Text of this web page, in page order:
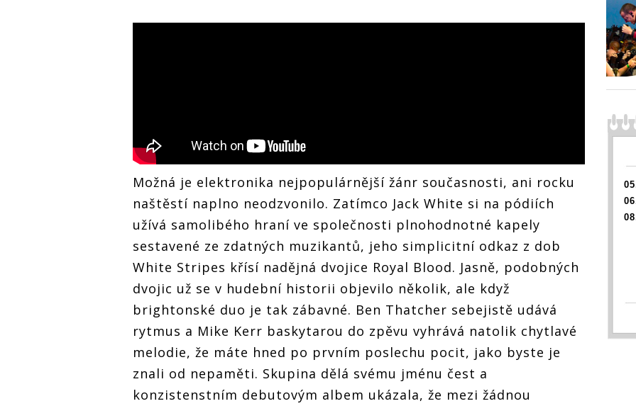
Možná je elektronika nejpopulárnější žánr současnosti, ani rocku
naštěstí naplno neodzvonilo. Zatímco Jack White si na pódiích
užívá samolibého hraní ve společnosti plnohodnotné kapely
sestavené ze zdatných muzikantů, jeho simplicitní odkaz z dob
White Stripes křísí nadějná dvojice Royal Blood. Jasně, podobných
dvojic už se v hudební historii objevilo několik, ale když
brightonské duo je tak zábavné. Ben Thatcher sebejistě udává
rytmus a Mike Kerr baskytarou do zpěvu vyhrává natolik chytlavé
melodie, že máte hned po prvním poslechu pocit, jako byste je
znali od nepaměti. Skupina dělá svému jménu čest a
konzistenstním debutovým albem ukázala, že mezi žádnou